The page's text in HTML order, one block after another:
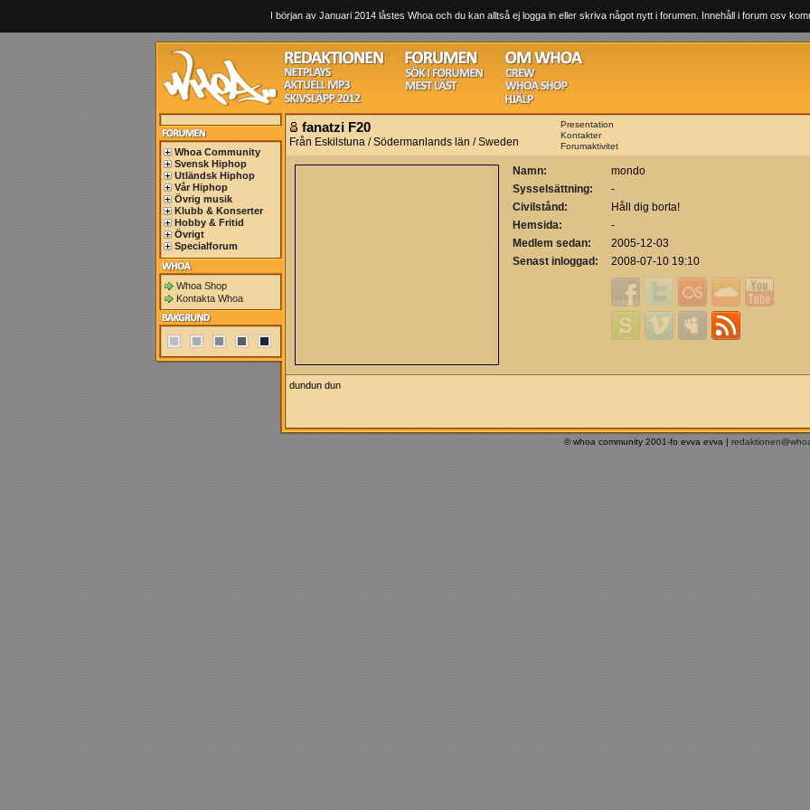
I början av Januari 2014 låstes Whoa och du kan alltså ej logga in eller skriva något nytt i forumen. Innehåll i forum osv
Whoa Community
Svensk Hiphop
Utländsk Hiphop
Vår Hiphop
Övrig musik
Klubb & Konserter
Hobby & Fritid
Övrigt
Specialforum
Whoa Shop
Kontakta Whoa
fanatzi F20
Från Eskilstuna / Södermanlands län / Sweden
Presentation
Kontakter
Forumaktivitet
Namn:
mondo
Sysselsättning:
-
Civilstånd:
Håll dig borta!
Hemsida:
-
Medlem sedan:
2005-12-03
Senast inloggad:
2008-07-10 19:10
dundun dun
© whoa community 2001-fo evva evva |